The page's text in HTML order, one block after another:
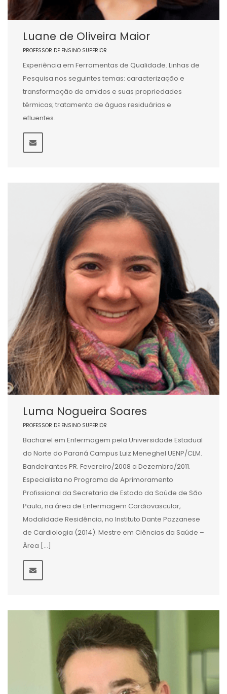
Luane de Oliveira Maior
PROFESSOR DE ENSINO SUPERIOR
Experiência em Ferramentas de Qualidade. Linhas de
Pesquisa nos seguintes temas: caracterização e
transformação de amidos e suas propriedades
térmicas; tratamento de águas residuárias e
efluentes.
Luma Nogueira Soares
PROFESSOR DE ENSINO SUPERIOR
Bacharel em Enfermagem pela Universidade Estadual
do Norte do Paraná Campus Luiz Meneghel UENP/CLM.
Bandeirantes PR. Fevereiro/2008 a Dezembro/2011.
Especialista no Programa de Aprimoramento
Profissional da Secretaria de Estado da Saúde de São
Paulo, na área de Enfermagem Cardiovascular,
Modalidade Residência, no Instituto Dante Pazzanese
de Cardiologia (2014). Mestre em Ciências da Saúde –
Área […]